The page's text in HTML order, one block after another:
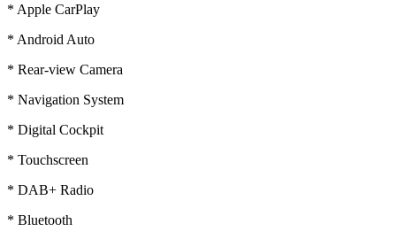
* Apple CarPlay
* Android Auto
* Rear-view Camera
* Navigation System
* Digital Cockpit
* Touchscreen
* DAB+ Radio
* Bluetooth